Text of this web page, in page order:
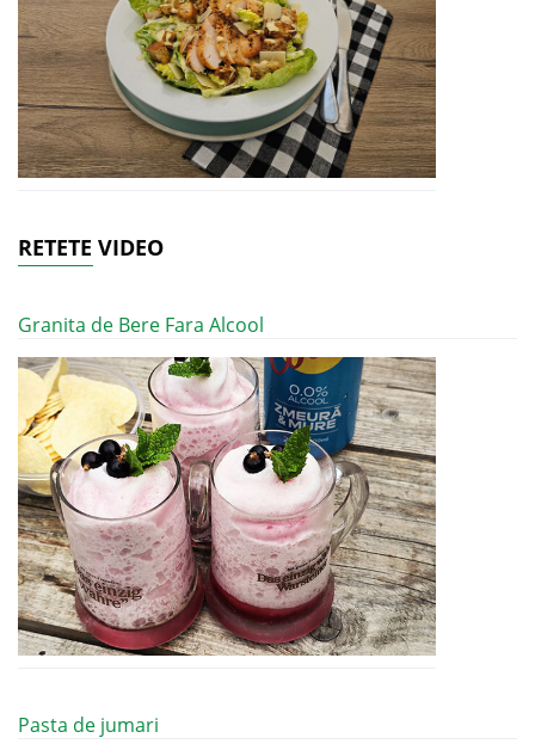
RETETE VIDEO
Granita de Bere Fara Alcool
Pasta de jumari